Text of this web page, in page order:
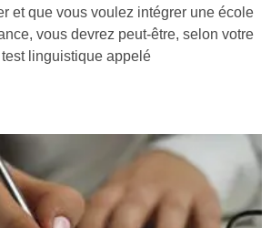
et que vous voulez intégrer une école
vous devrez peut-être, selon votre
linguistique appelé